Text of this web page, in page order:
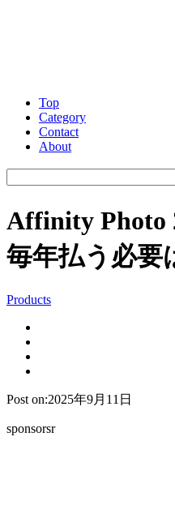
Top
Category
Contact
About
Affinity Photo
毎年払う必要
Products
Post on:2025年9月11日
sponsorsr